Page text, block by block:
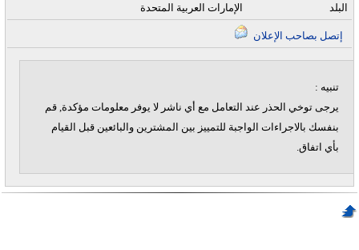
الإمارات العربية المتحدة
البلد
تنبيه :
يرجى توخي الحذر عند التعامل مع أي ناشر لا يوفر معلومات مؤكدة, قم
بنفسك بالاجراءات الواجبة للتمييز بين المشترين والبائعين قبل القيام
بأي اتفاق.